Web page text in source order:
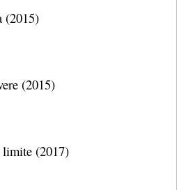
(2015)
(2015)
(2017)